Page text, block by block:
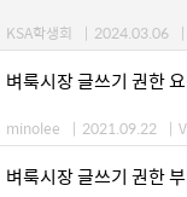
KSA학생회 | 2024.03.06 |
벼룩시장 글쓰기 권한
minolee | 2021.09.22 |
벼룩시장 글쓰기 권한